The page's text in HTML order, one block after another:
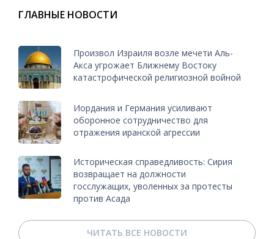
ГЛАВНЫЕ НОВОСТИ
Произвол Израиля возле мечети Аль-
Акса угрожает Ближнему Востоку
катастрофической религиозной войной
Иордания и Германия усиливают
оборонное сотрудничество для
отражения иранской агрессии
Историческая справедливость: Сирия
возвращает на должности
госслужащих, уволенных за протесты
против Асада
ЧИТАТЬ ВСЕ НОВОСТИ